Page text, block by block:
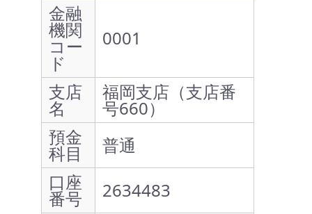
金融
機関
コー
ド
0001
支店
名
福岡支店（支店番
号660）
預金
科目
普通
口座
番号
2634483